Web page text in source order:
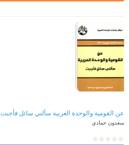
عن القومية والوحدة العربية سألني سائل فأجبت
سعدون حمادي